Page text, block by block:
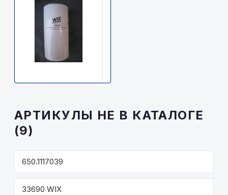
АРТИКУЛЫ НЕ В КАТАЛОГЕ
(9)
650.1117039
33690 WIX